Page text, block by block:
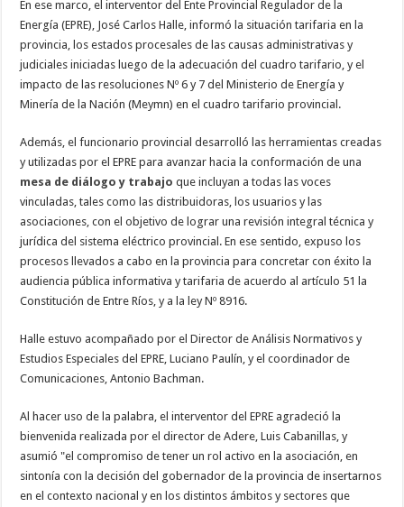
En ese marco, el interventor del Ente Provincial Regulador de la
Energía (EPRE), José Carlos Halle, informó la situación tarifaria en la
provincia, los estados procesales de las causas administrativas y
judiciales iniciadas luego de la adecuación del cuadro tarifario, y el
impacto de las resoluciones Nº 6 y 7 del Ministerio de Energía y
Minería de la Nación (Meymn) en el cuadro tarifario provincial.
Además, el funcionario provincial desarrolló las herramientas creadas
y utilizadas por el EPRE para avanzar hacia la conformación de una
mesa de diálogo y trabajo que incluyan a todas las voces
vinculadas, tales como las distribuidoras, los usuarios y las
asociaciones, con el objetivo de lograr una revisión integral técnica y
jurídica del sistema eléctrico provincial. En ese sentido, expuso los
procesos llevados a cabo en la provincia para concretar con éxito la
audiencia pública informativa y tarifaria de acuerdo al artículo 51 la
Constitución de Entre Ríos, y a la ley Nº 8916.
Halle estuvo acompañado por el Director de Análisis Normativos y
Estudios Especiales del EPRE, Luciano Paulín, y el coordinador de
Comunicaciones, Antonio Bachman.
Al hacer uso de la palabra, el interventor del EPRE agradeció la
bienvenida realizada por el director de Adere, Luis Cabanillas, y
asumió "el compromiso de tener un rol activo en la asociación, en
sintonía con la decisión del gobernador de la provincia de insertarnos
en el contexto nacional y en los distintos ámbitos y sectores que